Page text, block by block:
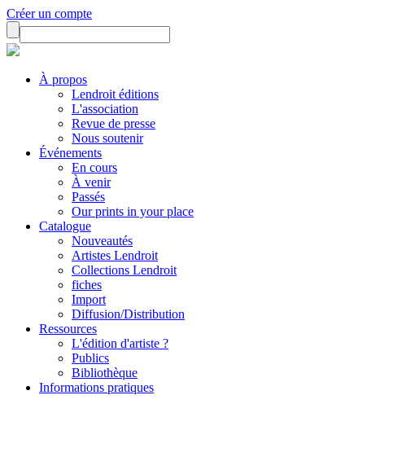
Créer un compte
À propos
Lendroit éditions
L'association
Revue de presse
Nous soutenir
Événements
En cours
À venir
Passés
Our prints in your place
Catalogue
Nouveautés
Artistes Lendroit
Collections Lendroit
fiches
Import
Diffusion/Distribution
Ressources
L'édition d'artiste ?
Publics
Bibliothèque
Informations pratiques